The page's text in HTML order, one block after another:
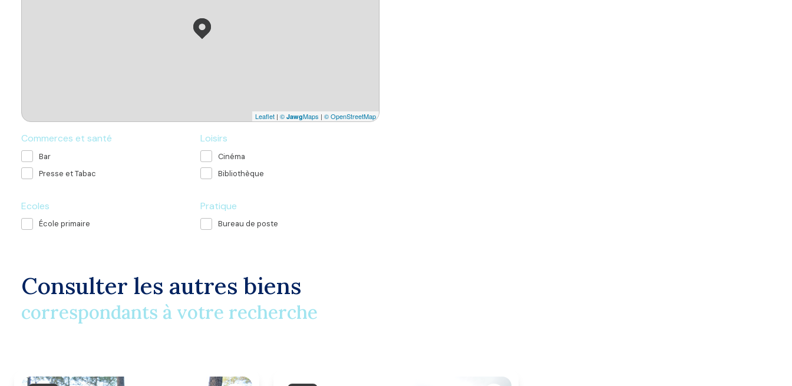
Leaflet | © JawgMaps | © OpenStreetMap
Commerces et santé
Bar
Presse et Tabac
Loisirs
Cinéma
Bibliothèque
Ecoles
École primaire
Pratique
Bureau de poste
Consulter les autres biens
correspondants à votre recherche